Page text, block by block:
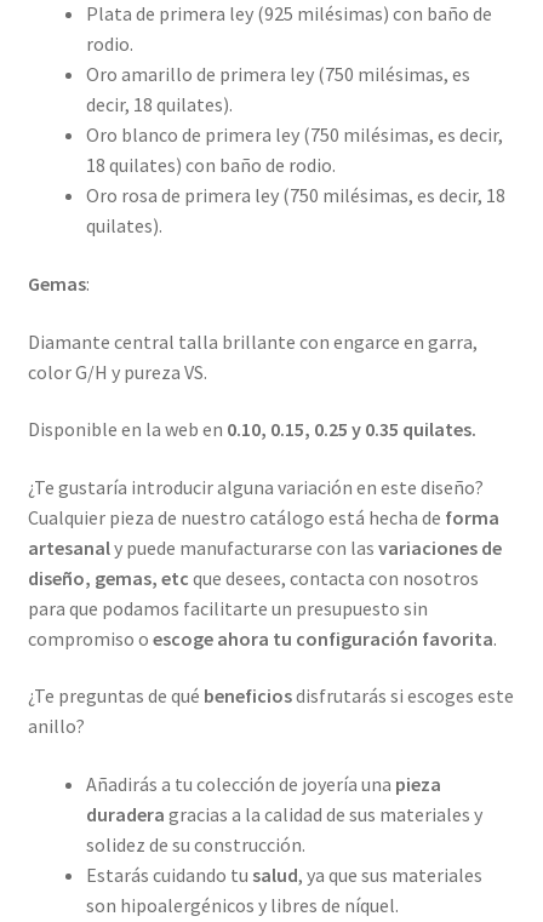
Plata de primera ley (925 milésimas) con baño de
rodio.
Oro amarillo de primera ley (750 milésimas, es
decir, 18 quilates).
Oro blanco de primera ley (750 milésimas, es decir,
18 quilates) con baño de rodio.
Oro rosa de primera ley (750 milésimas, es decir, 18
quilates).
Gemas:
Diamante central talla brillante con engarce en garra,
color G/H y pureza VS.
Disponible en la web en 0.10, 0.15, 0.25 y 0.35 quilates.
¿Te gustaría introducir alguna variación en este diseño?
Cualquier pieza de nuestro catálogo está hecha de forma
artesanaly puede manufacturarse con las variaciones de
diseño, gemas, etc que desees, contacta con nosotros
para que podamos facilitarte un presupuesto sin
compromiso o escoge ahora tu configuración favorita.
¿Te preguntas de qué beneficiosdisfrutarás si escoges este
anillo?
Añadirás a tu colección de joyería una pieza
duradera gracias a la calidad de sus materiales y
solidez de su construcción.
Estarás cuidando tu salud, ya que sus materiales
son hipoalergénicos y libres de níquel.